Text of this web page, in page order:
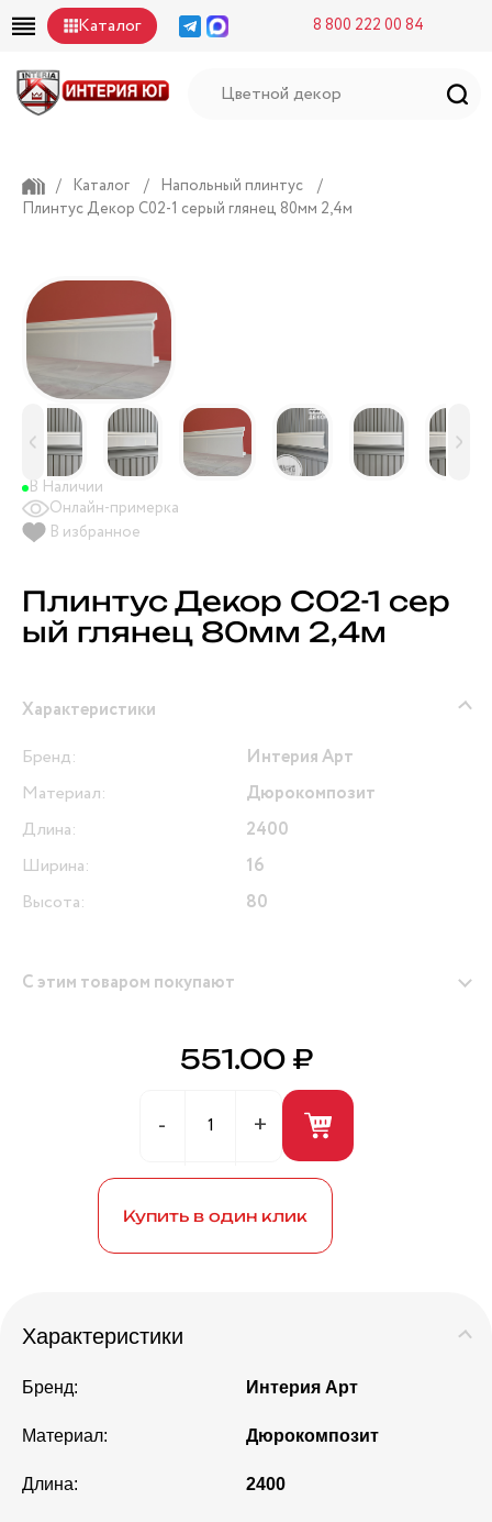
Каталог 8 800 222 00 84
/ Каталог / Напольный плинтус
/
Плинтус Декор С02-1 серый глянец 80мм 2,4м
В Наличии
Онлайн-примерка
В избранное
Плинтус Декор С02-1 сер
ый глянец 80мм 2,4м
Характеристики
Бренд:
Интерия Арт
Материал:
Дюрокомпозит
Длина:
2400
Ширина:
16
Высота:
80
С этим товаром покупают
Герметик универсальный (белый) 280мл ANDRE
BROS
551.00 ₽
Купить в один клик
Характеристики
Бренд: Интерия Арт
Материал: Дюрокомпозит
Длина: 2400